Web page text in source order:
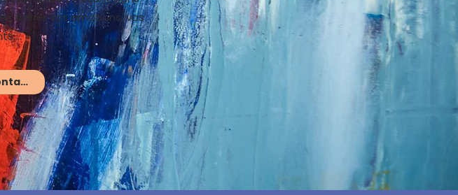
libérer vos émotions, vos
Prendre contact